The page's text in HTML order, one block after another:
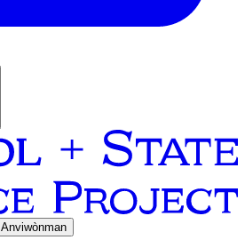
Anviwònman